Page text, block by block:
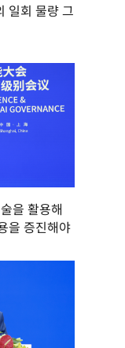
일회 물량 그
을 활용해
을 증진해야